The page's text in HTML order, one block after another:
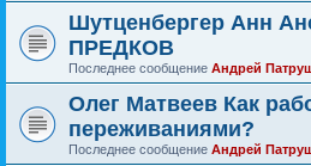
Шутценбергер Анн
ПРЕДКОВ
Последнее сообщение Андрей
Олег Матвеев Как
переживаниями?
Последнее сообщение Андрей